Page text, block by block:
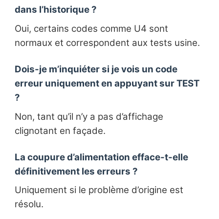
dans l’historique ?
Oui, certains codes comme U4 sont
normaux et correspondent aux tests usine.
Dois-je m’inquiéter si je vois un code
erreur uniquement en appuyant sur TEST
?
Non, tant qu’il n’y a pas d’affichage
clignotant en façade.
La coupure d’alimentation efface-t-elle
définitivement les erreurs ?
Uniquement si le problème d’origine est
résolu.